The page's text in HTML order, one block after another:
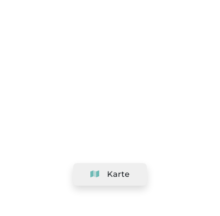
Karte